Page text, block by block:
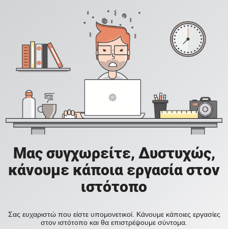
Μας συγχωρείτε, Δυστυχώς,
κάνουμε κάποια εργασία στον
ιστότοπο
Σας ευχαριστώ που είστε υπομονετικοί. Κάνουμε κάποιες εργασίες
στον ιστότοπο και θα επιστρέψουμε σύντομα.